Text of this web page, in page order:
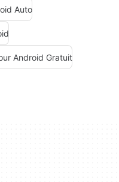
Auto
Android Gratuit